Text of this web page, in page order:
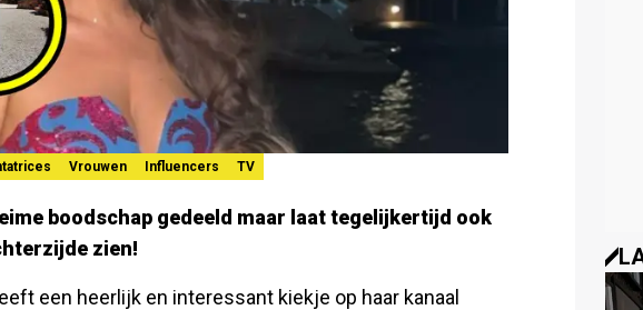
Vrouwen Influencers TV
boodschap gedeeld maar laat tegelijkertijd ook
zien!
een heerlijk en interessant kiekje op haar kanaal